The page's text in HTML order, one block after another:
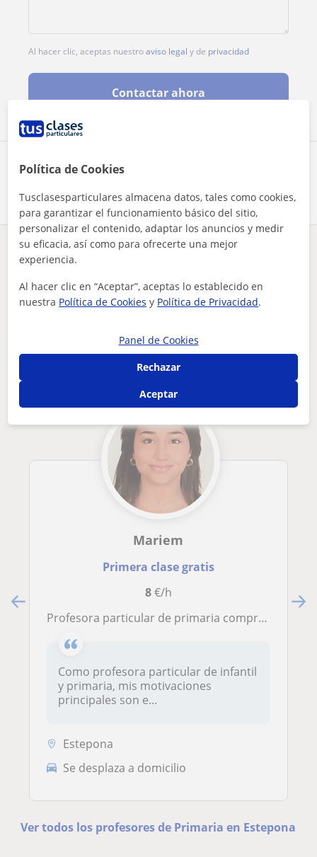
Comparte a este profesor
Al hacer clic, aceptas nuestroaviso legal y de privacidad
Contactar ahora
¿Hay algún error en este perfil? Cuéntanos
Tus clases particulares A domicilio Primaria
Málaga
clases de yoga, yoga prenatal, primaria y español
Otros profesores de Primaria en
Estepona que pueden interesarte
Mariem
Primera clase gratis
8€/h
Profesora particular de primaria comprometida con el éxito académico y personal de tus hijos/as
Como profesora particular de infantil
y primaria, mis motivaciones
principales son e...
Estepona
Se desplaza a domicilio
Ver todos los profesores de Primaria en Estepona
Política de Cookies
Tusclasesparticulares almacena datos, tales como cookies,
para garantizar el funcionamiento básico del sitio,
personalizar el contenido, adaptar los anuncios y medir
su eficacia, así como para ofrecerte una mejor
experiencia.
Al hacer clic en “Aceptar”, aceptas lo establecido en
nuestra Política de Cookies y Política de Privacidad.
Panel de Cookies
Rechazar
Aceptar